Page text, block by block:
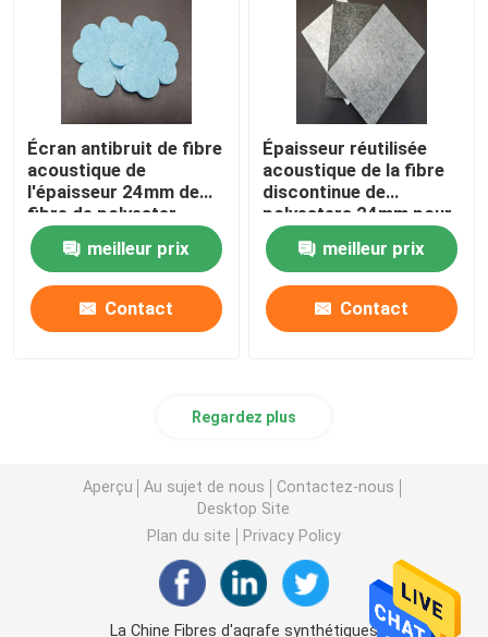
Écran antibruit de fibre
acoustique de
l'épaisseur 24mm de
fibre de polyester
EN13501
meilleur prix
Contact
Épaisseur réutilisée
acoustique de la fibre
discontinue de
polyesters 24mm pour
le bureau
meilleur prix
Contact
Regardez plus
Aperçu Au sujet de nous
Contactez-nous
Desktop Site
Plan du site
Privacy Policy
La Chine Fibres d'agrafe synthétiques